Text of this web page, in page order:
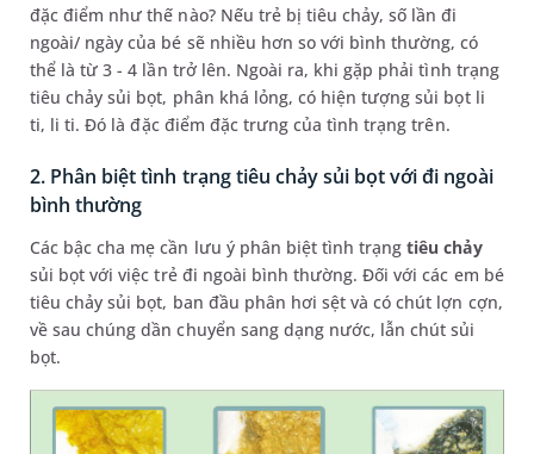
đặc điểm như thế nào? Nếu trẻ bị tiêu chảy, số lần đi
ngoài/ ngày của bé sẽ nhiều hơn so với bình thường, có
thể là từ 3 - 4 lần trở lên. Ngoài ra, khi gặp phải tình trạng
tiêu chảy sủi bọt, phân khá lỏng, có hiện tượng sủi bọt li
ti, li ti. Đó là đặc điểm đặc trưng của tình trạng trên.
2. Phân biệt tình trạng tiêu chảy sủi bọt với đi ngoài
bình thường
Các bậc cha mẹ cần lưu ý phân biệt tình trạng tiêu chảy
sủi bọt với việc trẻ đi ngoài bình thường. Đối với các em bé
tiêu chảy sủi bọt, ban đầu phân hơi sệt và có chút lợn cợn,
về sau chúng dần chuyển sang dạng nước, lẫn chút sủi
bọt.